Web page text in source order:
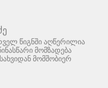
წიგნში აღწერილია
მომზადება
მომშობიერ